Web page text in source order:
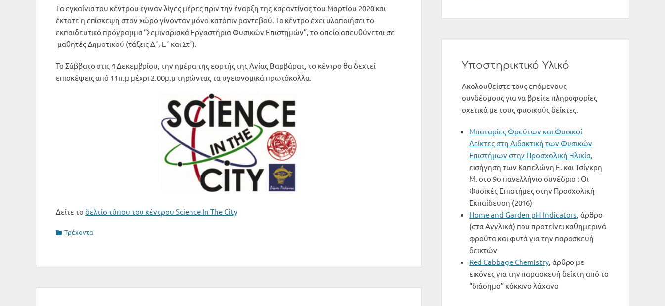
Tα εγκαίνια του κέντρου έγιναν λίγες μέρες πριν την έναρξη της καραντίνας του Μαρτίου 2020 και
έκτοτε η επίσκεψη στον χώρο γίνονταν μόνο κατόπιν ραντεβού. Το κέντρο έχει υλοποιήσει το
εκπαιδευτικό πρόγραμμα “Σεμιναριακά Εργαστήρια Φυσικών Επιστημών”, το οποίο απευθύνεται σε
μαθητές Δημοτικού (τάξεις Δ΄, Ε΄ και Στ΄).
Το Σάββατο στις 4 Δεκεμβρίου, την ημέρα της εορτής της Αγίας Βαρβάρας, το κέντρο θα δεχτεί
επισκέψεις από 11π.μ μέχρι 2.00μ.μ τηρώντας τα υγειονομικά πρωτόκολλα.
Δείτε το δελτίο τύπου του κέντρου Science In The City
Categories
Tρέχοντα
Υποστηρικτικό Υλικό
Ακολουθείστε τους επόμενους
συνδέσμους για να βρείτε πληροφορίες
σχετικά με τους φυσικούς δείκτες.
Μπαταρίες Φρούτων και Φυσικοί
Δείκτες στη Διδακτική των Φυσικών
Επιστήμων στην Προσχολική Ηλικία
εισήγηση των Καπελώνη Ε. και Τσίγκρη
Μ. στο 9ο πανελλήνιο συνέδριο : Οι
Φυσικές Επιστήμες στην Προσχολική
Εκπαίδευση (2016)
Home and Garden pH Indicators , άρθρο
(στα Αγγλικά) που προτείνει καθημερινά
φρούτα και φυτά για την παρασκευή
δεικτών
Red Cabbage Chemistry , άρθρο με
εικόνες για την παρασκευή δείκτη από το
“διάσημο” κόκκινο λάχανο